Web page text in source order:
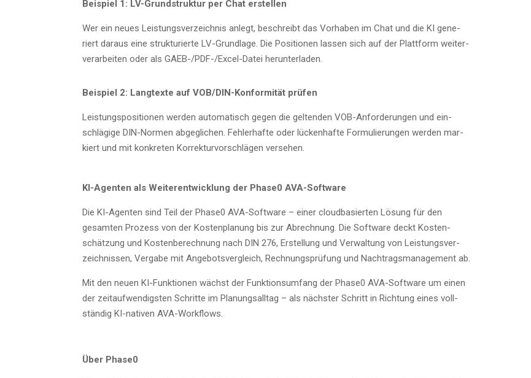
Bei­spiel 1: LV-Grund­struk­tur per Chat erstellen
Wer ein neu­es Leis­tungs­ver­zeich­nis anlegt, beschreibt das Vor­ha­ben im Chat und die KI gene­
riert dar­aus eine struk­tu­rier­te LV-Grund­la­ge. Die Posi­tio­nen las­sen sich auf der Platt­form wei­ter­
ver­ar­bei­ten oder als GAEB-/PDF-/Ex­cel-Datei herunterladen.
Bei­spiel 2: Lang­tex­te auf VOB/­DIN-Kon­for­mi­tät prüfen
Leis­tungs­po­si­tio­nen wer­den auto­ma­tisch gegen die gel­ten­den VOB-Anfor­de­run­gen und ein­
schlä­gi­ge DIN-Nor­men abge­gli­chen. Feh­ler­haf­te oder lücken­haf­te For­mu­lie­run­gen wer­den mar­
kiert und mit kon­kre­ten Kor­rek­tur­vor­schlä­gen versehen.
KI-Agen­ten als Wei­ter­ent­wick­lung der Phase0 AVA-Software
Die KI-Agen­ten sind Teil der Phase0 AVA-Soft­ware – einer cloud­ba­sier­ten Lösung für den
gesam­ten Pro­zess von der Kos­ten­pla­nung bis zur Abrech­nung. Die Soft­ware deckt Kos­ten­
schät­zung und Kos­ten­be­rech­nung nach DIN 276, Erstel­lung und Ver­wal­tung von Leis­tungs­ver­
zeich­nis­sen, Ver­ga­be mit Ange­bots­ver­gleich, Rech­nungs­prü­fung und Nach­trags­ma­nage­ment ab.
Mit den neu­en KI-Funk­tio­nen wächst der Funk­ti­ons­um­fang der Phase0 AVA-Soft­ware um einen
der zeit­auf­wen­digs­ten Schrit­te im Pla­nungs­all­tag – als nächs­ter Schritt in Rich­tung eines voll­
stän­dig KI-nati­ven AVA-Workflows.
Über Phase0